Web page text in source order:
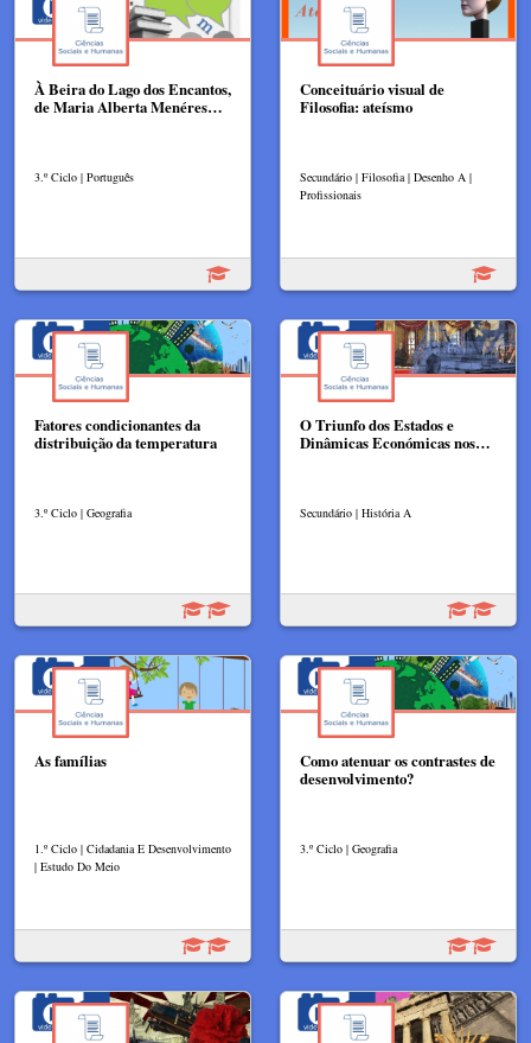
À Beira do Lago dos Encantos,
de Maria Alberta Menéres…
3.º Ciclo | Português
Conceituário visual de
Filosofia: ateísmo
Secundário | Filosofia | Desenho A |
Profissionais
Fatores condicionantes da
distribuição da temperatura
3.º Ciclo | Geografia
O Triunfo dos Estados e
Dinâmicas Económicas nos…
Secundário | História A
As famílias
1.º Ciclo | Cidadania E Desenvolvimento
| Estudo Do Meio
Como atenuar os contrastes de
desenvolvimento?
3.º Ciclo | Geografia